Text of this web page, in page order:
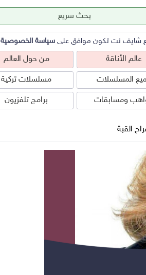
الأناقة
شايف نت تكون موافق على سياسة الخصوصية
عالم الأناقة من حول العالم
المسلسلات مسلسلات تركية
ومسابقات برامج تلفزيون
القبة